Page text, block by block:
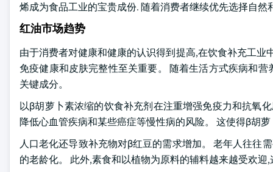
烯成为食品工业的宝贵成份. 随着消费者继续优先选择自
红油市场趋势
由于消费者对健康和健康的认识得到提高,在饮食补充工
免疫健康和皮肤完整性至关重要。 随着生活方式疾病和
关键成分。
以β胡萝卜素浓缩的饮食补充剂在注重增强免疫力和抗氧
降低心血管疾病和某些癌症等慢性病的风险。 这使得β胡
人口老化还导致补充物对β红豆的需求增加。 老年人往往
的老龄化。 此外,素食和以植物为原料的辅料越来越受欢